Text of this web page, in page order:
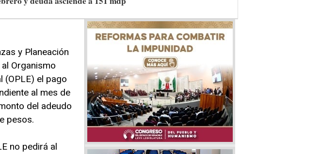
y Planeación
Organismo
(OPLE) el pago
al mes de
del adeudo
pesos.
no pedirá al